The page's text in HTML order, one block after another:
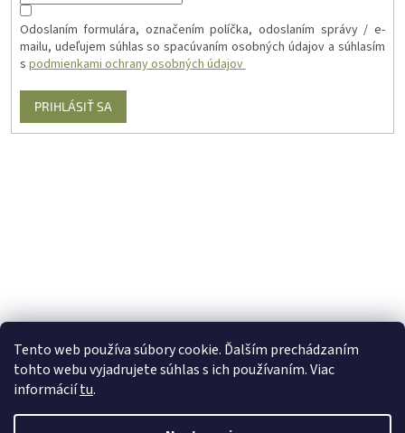
Tento web používa súbory cookie. Ďalším prechádzaním
tohto webu vyjadrujete súhlas s ich používaním. Viac
informáciítu.
Odoslaním formulára, označením políčka, odoslaním správy / e-
mailu, udeľujem súhlas so spacúvaním osobných údajov a súhlasím
s podmienkami ochrany osobných údajov
PRIHLÁSIŤ SA